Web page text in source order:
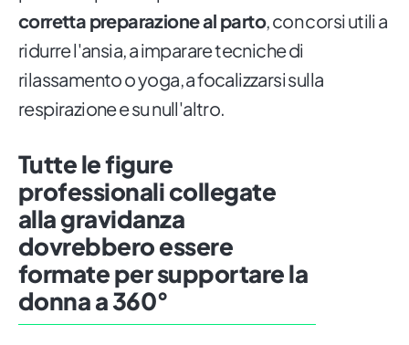
corretta preparazione al parto, con corsi utili a
ridurre l'ansia, a imparare tecniche di
rilassamento o yoga, a focalizzarsi sulla
respirazione e su null'altro.
Tutte le figure
professionali collegate
alla gravidanza
dovrebbero essere
formate per supportare la
donna a 360°